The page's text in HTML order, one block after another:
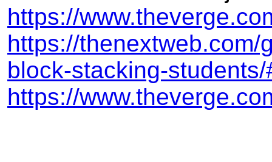
https://
https://
block-stacking-
https://